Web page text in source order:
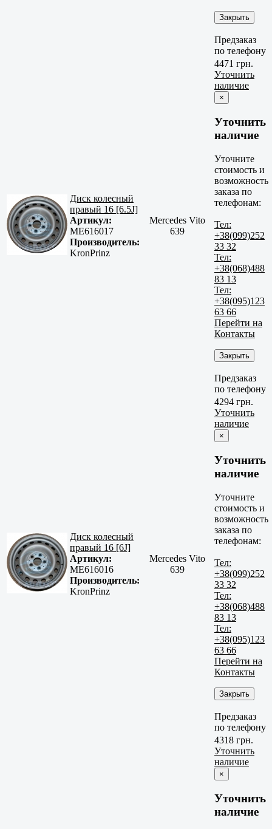
Закрыть
Предзаказ
по телефону
Диск колесный
правый 16 [6.5J]
Артикул:
ME616017
Производитель:
KronPrinz
Mercedes Vito
639
4471 грн.
Уточнить
наличие
×
Уточнить
наличие
Уточните
стоимость и
возможность
заказа по
телефонам:
Тел:
+38(099)252
33 32
Тел:
+38(068)488
83 13
Тел:
+38(095)123
63 66
Перейти на
Контакты
Закрыть
Предзаказ
по телефону
Диск колесный
правый 16 [6J]
Артикул:
ME616016
Производитель:
KronPrinz
Mercedes Vito
639
4294 грн.
Уточнить
наличие
×
Уточнить
наличие
Уточните
стоимость и
возможность
заказа по
телефонам:
Тел:
+38(099)252
33 32
Тел:
+38(068)488
83 13
Тел:
+38(095)123
63 66
Перейти на
Контакты
Закрыть
Предзаказ
по телефону
4318 грн.
Уточнить
наличие
×
Уточнить
наличие